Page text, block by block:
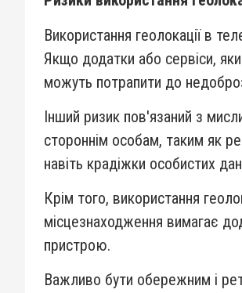
Використання геолокації в
Якщо додатки або сервіси,
можуть потрапити до
Інший ризик пов'язаний з
стороннім особам, таким як
навіть крадіжки особистих
Крім того, використання
місцезнаходження вимагає
пристрою.
Важливо бути обережним і